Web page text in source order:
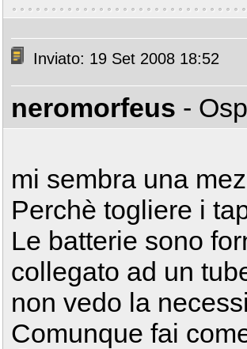
Inviato: 19 Set 2008 18:52
neromorfeus -
mi sembra una
Perchè togliere i
Le batterie sono
collegato ad un
non vedo la
Comunque fai